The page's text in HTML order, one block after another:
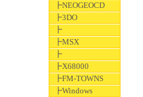
┣NEOGEOCD
┣3DO
┣
┣MSX
┣
┣X68000
┣FM-TOWNS
┣Windows